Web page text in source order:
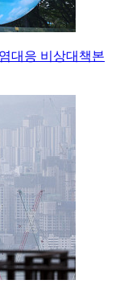
대응 비상대책본